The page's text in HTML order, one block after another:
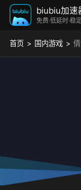
biubiu加速
免费·低延时·稳定
首页 国内游戏